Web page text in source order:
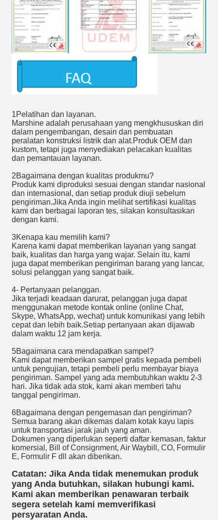
1Pelatihan dan layanan.
Marshine adalah perusahaan yang mengkhususkan diri
dalam pengembangan, desain dan pembuatan
peralatan konstruksi listrik dan alat.Produk OEM dan
kustom, tetapi juga menyediakan pelacakan kualitas
dan pemantauan layanan.
2Bagaimana dengan kualitas produkmu?
Produk kami diproduksi sesuai dengan standar nasional
dan internasional, dan setiap produk diuji sebelum
pengiriman.Jika Anda ingin melihat sertifikasi kualitas
kami dan berbagai laporan tes, silakan konsultasikan
dengan kami.
3Kenapa kau memilih kami?
Karena kami dapat memberikan layanan yang sangat
baik, kualitas dan harga yang wajar. Selain itu, kami
juga dapat memberikan pengiriman barang yang lancar,
solusi pelanggan yang sangat baik.
4- Pertanyaan pelanggan.
Jika terjadi keadaan darurat, pelanggan juga dapat
menggunakan metode kontak online (online Chat,
Skype, WhatsApp, wechat) untuk komunikasi yang lebih
cepat dan lebih baik.Setiap pertanyaan akan dijawab
dalam waktu 12 jam kerja.
5Bagaimana cara mendapatkan sampel?
Kami dapat memberikan sampel gratis kepada pembeli
untuk pengujian, tetapi pembeli perlu membayar biaya
pengiriman. Sampel yang ada membutuhkan waktu 2-3
hari. Jika tidak ada stok, kami akan memberi tahu
tanggal pengiriman.
6Bagaimana dengan pengemasan dan pengiriman?
Semua barang akan dikemas dalam kotak kayu lapis
untuk transportasi jarak jauh yang aman.
Dokumen yang diperlukan seperti daftar kemasan, faktur
komersial, Bill of Consignment, Air Waybill, CO, Formulir
E, Formulir F dll akan diberikan.
Catatan: Jika Anda tidak menemukan produk
yang Anda butuhkan, silakan hubungi kami.
Kami akan memberikan penawaran terbaik
segera setelah kami memverifikasi
persyaratan Anda.